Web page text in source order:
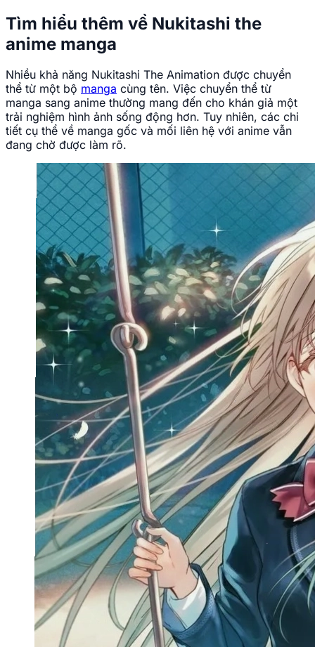
Tìm hiểu thêm về Nukitashi the
anime manga
Nhiều khả năng Nukitashi The Animation được chuyển
thể từ một bộ manga cùng tên. Việc chuyển thể từ
manga sang anime thường mang đến cho khán giả một
trải nghiệm hình ảnh sống động hơn. Tuy nhiên, các chi
tiết cụ thể về manga gốc và mối liên hệ với anime vẫn
đang chờ được làm rõ.